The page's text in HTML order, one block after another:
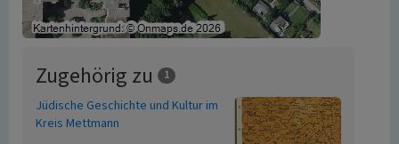
Zugehörig zu 1
Jüdische Geschichte und Kultur im
Kreis Mettmann